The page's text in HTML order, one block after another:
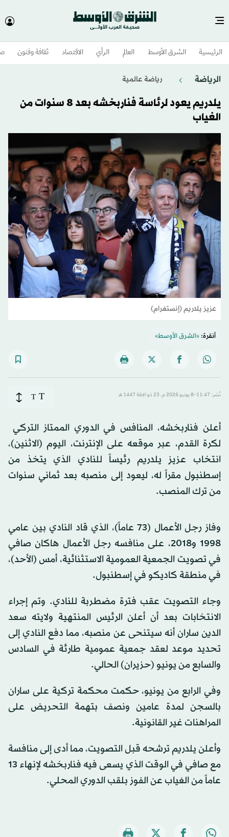
الرئيسية الشرق الأوسط​ العالم الرأي الاقتصاد ثقافة وفنون
الرياضة رياضة عالمية
يلدريم يعود لرئاسة فناربخشه بعد 8 سنوات من
الغياب
عزيز يلدريم (إنستغرام)
أنقرة:«الشرق الأوسط»
نُشر: 11:47-8 يونيو 2026 م ـ 23 ذو الحِجّة 1447 هـ T
T
أعلن فناربخشه، المنافس في الدوري الممتاز التركي ​
لكرة القدم، عبر موقعه على الإنترنت، اليوم (الاثنين)،
انتخاب عزيز يلدريم رئيساً للنادي الذي يتخذ من
إسطنبول مقراً له، ليعود إلى منصبه بعد ثماني سنوات
‌من ترك المنصب.
وفاز ‌رجل الأعمال (73 ​عاماً)، ‌الذي ⁠قاد ​النادي بين ⁠عامي
1998 و2018، على منافسه رجل الأعمال هاكان صافي
في تصويت الجمعية العمومية الاستثنائية، أمس (الأحد)،
في منطقة كاديكو في إسطنبول.
وجاء ⁠التصويت عقب فترة مضطربة ‌للنادي. ‌وتم إجراء
الانتخابات بعد ​أن أعلن ‌الرئيس المنتهية ولايته سعد
‌الدين ساران أنه سيتنحى عن منصبه، مما دفع النادي إلى
تحديد موعد لعقد جمعية عمومية ‌طارئة في السادس
والسابع من يونيو (حزيران) الحالي.
وفي الرابع ⁠من ⁠يونيو، حكمت محكمة تركية على ساران
بالسجن لمدة عامين ونصف بتهمة التحريض على
المراهنات غير القانونية.
وأعلن يلدريم ترشحه قبل التصويت، مما أدى إلى منافسة
مع صافي في الوقت الذي يسعى فيه فناربخشه ​لإنهاء 13
​عاماً من الغياب عن الفوز بلقب الدوري المحلي.